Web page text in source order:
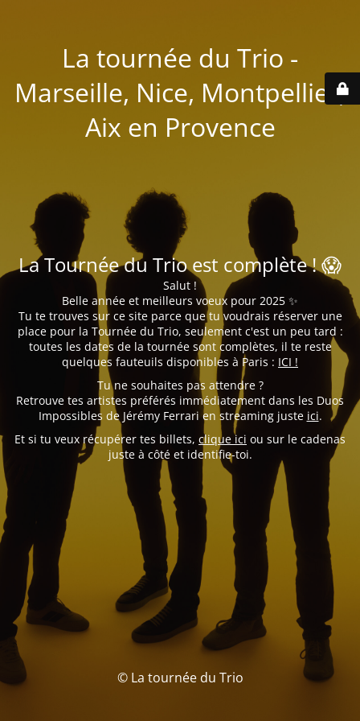
La tournée du Trio -
Marseille, Nice, Montpellier,
Aix en Provence
La Tournée du Trio est complète ! 😱
Salut !
Belle année et meilleurs voeux pour 2025 ✨
Tu te trouves sur ce site parce que tu voudrais réserver une
place pour la Tournée du Trio, seulement c'est un peu tard :
toutes les dates de la tournée sont complètes, il te reste
quelques fauteuils disponibles à Paris : ICI !
Tu ne souhaites pas attendre ?
Retrouve tes artistes préférés immédiatement dans les Duos
Impossibles de Jérémy Ferrari en streaming juste ici.
Et si tu veux récupérer tes billets, clique ici ou sur le cadenas
juste à côté et identifie-toi.
© La tournée du Trio